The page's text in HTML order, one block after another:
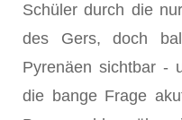
Schüler durch die
des Gers, doch
Pyrenäen sichtbar -
die bange Frage